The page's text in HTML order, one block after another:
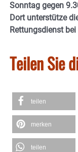
Sonntag gegen
Dort unterstütze
Rettungsdienst
Teilen Sie
teilen
merken
teilen